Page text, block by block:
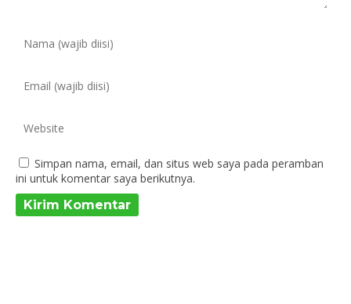
Simpan nama, email, dan situs web saya pada peramban
ini untuk komentar saya berikutnya.